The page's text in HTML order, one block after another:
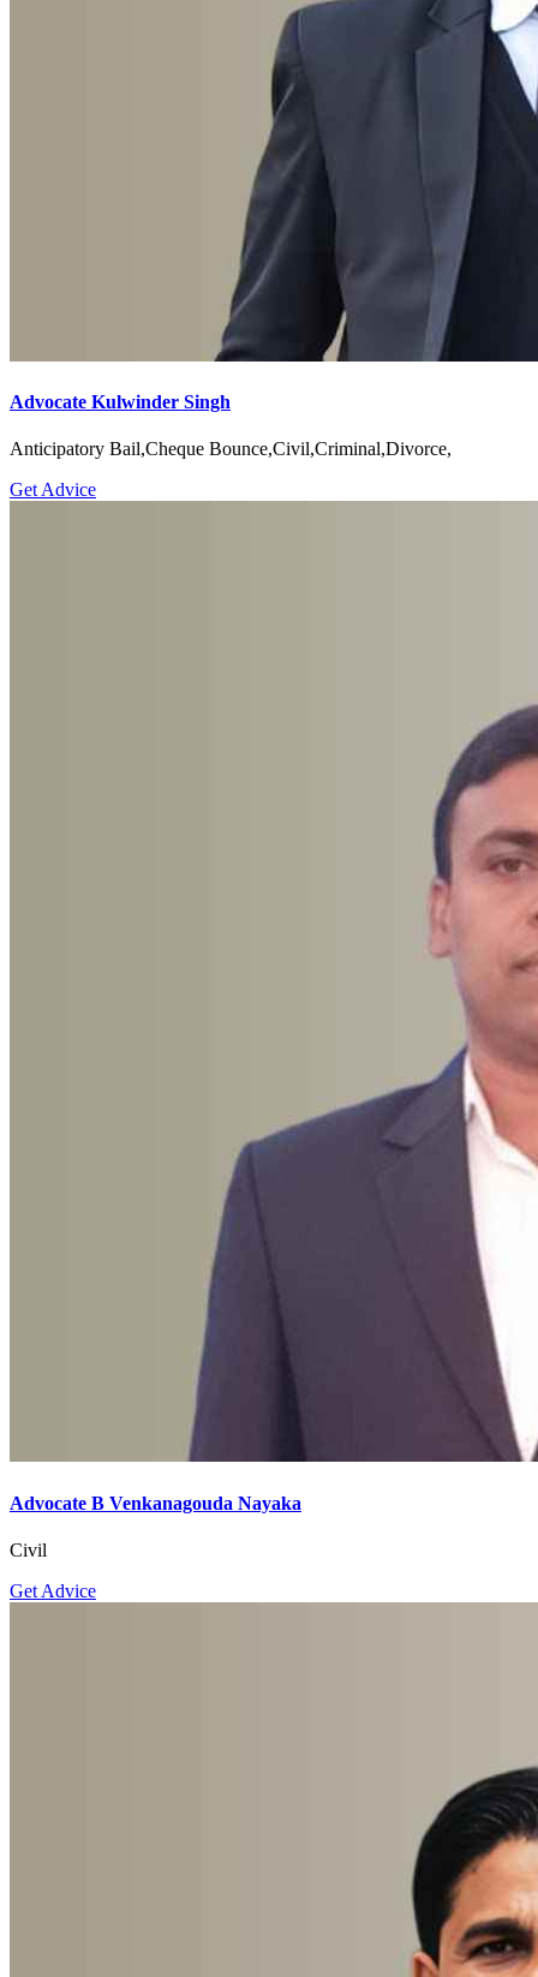
Advocate Kulwinder Singh
Anticipatory Bail,Cheque Bounce,Civil,Criminal,Divorce,
Get Advice
Advocate B Venkanagouda Nayaka
Civil
Get Advice